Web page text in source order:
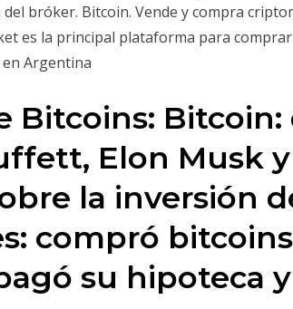
bróker. Bitcoin. Vende y compra
es la principal plataforma para
en Argentina
Bitcoins:
Elon Musk
la inversión
compró
su hipoteca